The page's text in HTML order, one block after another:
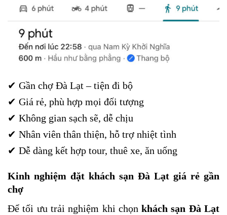
✔ Gần chợ Đà Lạt – tiện đi bộ
✔ Giá rẻ, phù hợp mọi đối tượng
✔ Không gian sạch sẽ, dễ chịu
✔ Nhân viên thân thiện, hỗ trợ nhiệt tình
✔ Dễ dàng kết hợp tour, thuê xe, ăn uống
Kinh nghiệm đặt khách sạn Đà Lạt giá rẻ gần
chợ
Để tối ưu trải nghiệm khi chọnkhách sạn Đà Lạt